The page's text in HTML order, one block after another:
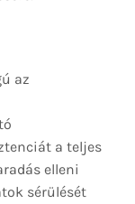
az
a teljes
elleni
sérülését